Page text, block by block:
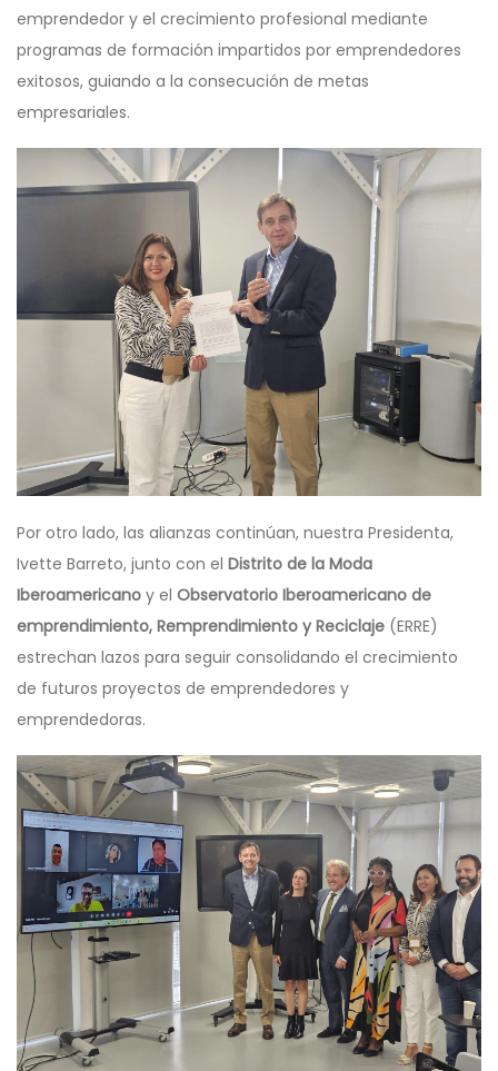
emprendedor y el crecimiento profesional mediante
programas de formación impartidos por emprendedores
exitosos, guiando a la consecución de metas
empresariales.
Por otro lado, las alianzas continúan, nuestra Presidenta,
Ivette Barreto, junto con el Distrito de la Moda
Iberoamericano y el Observatorio Iberoamericano de
emprendimiento, Remprendimiento y Reciclaje (ERRE)
estrechan lazos para seguir consolidando el crecimiento
de futuros proyectos de emprendedores y
emprendedoras.